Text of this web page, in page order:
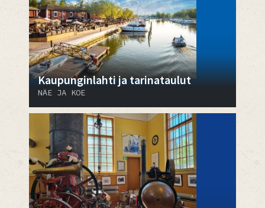
Kaupunginlahti ja tarinataulut
NÄE JA KOE